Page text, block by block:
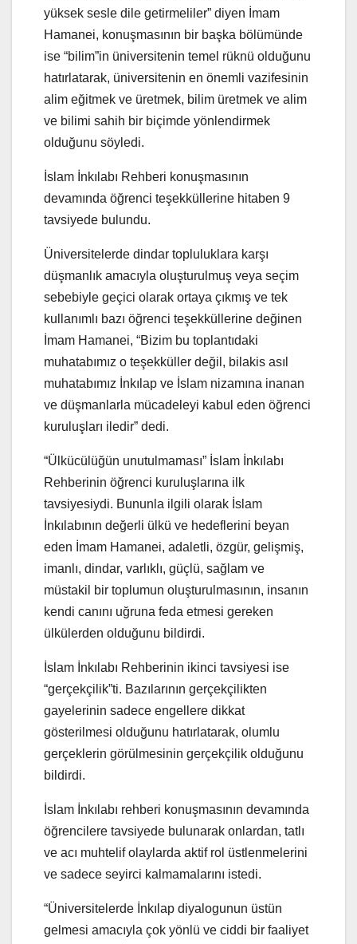
yüksek sesle dile getirmeliler” diyen İmam
Hamanei, konuşmasının bir başka bölümünde
ise “bilim”in üniversitenin temel rüknü olduğunu
hatırlatarak, üniversitenin en önemli vazifesinin
alim eğitmek ve üretmek, bilim üretmek ve alim
ve bilimi sahih bir biçimde yönlendirmek
olduğunu söyledi.
İslam İnkılabı Rehberi konuşmasının
devamında öğrenci teşekküllerine hitaben 9
tavsiyede bulundu.
Üniversitelerde dindar topluluklara karşı
düşmanlık amacıyla oluşturulmuş veya seçim
sebebiyle geçici olarak ortaya çıkmış ve tek
kullanımlı bazı öğrenci teşekküllerine değinen
İmam Hamanei, “Bizim bu toplantıdaki
muhatabımız o teşekküller değil, bilakis asıl
muhatabımız İnkılap ve İslam nizamına inanan
ve düşmanlarla mücadeleyi kabul eden öğrenci
kuruluşları iledir” dedi.
“Ülkücülüğün unutulmaması” İslam İnkılabı
Rehberinin öğrenci kuruluşlarına ilk
tavsiyesiydi. Bununla ilgili olarak İslam
İnkılabının değerli ülkü ve hedeflerini beyan
eden İmam Hamanei, adaletli, özgür, gelişmiş,
imanlı, dindar, varlıklı, güçlü, sağlam ve
müstakil bir toplumun oluşturulmasının, insanın
kendi canını uğruna feda etmesi gereken
ülkülerden olduğunu bildirdi.
İslam İnkılabı Rehberinin ikinci tavsiyesi ise
“gerçekçilik”ti. Bazılarının gerçekçilikten
gayelerinin sadece engellere dikkat
gösterilmesi olduğunu hatırlatarak, olumlu
gerçeklerin görülmesinin gerçekçilik olduğunu
bildirdi.
İslam İnkılabı rehberi konuşmasının devamında
öğrencilere tavsiyede bulunarak onlardan, tatlı
ve acı muhtelif olaylarda aktif rol üstlenmelerini
ve sadece seyirci kalmamalarını istedi.
“Üniversitelerde İnkılap diyalogunun üstün
gelmesi amacıyla çok yönlü ve ciddi bir faaliyet